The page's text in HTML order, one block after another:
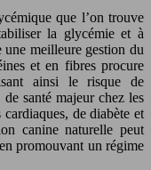
que l’on trouve
la glycémie et à
meilleure gestion du
et en fibres procure
ainsi le risque de
santé majeur chez les
de diabète et
canine naturelle peut
promouvant un régime